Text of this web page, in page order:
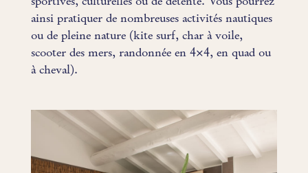
ainsi pratiquer de nombreuses activités nautiques
ou de pleine nature (kite surf, char à voile,
scooter des mers, randonnée en 4×4, en quad ou
à cheval).